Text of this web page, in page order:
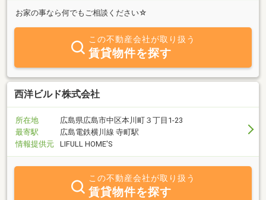
お家の事なら何でもご相談ください☆
この不動産会社が取り扱う
賃貸物件を探す
西洋ビルド株式会社
所在地
広島県広島市中区本川町３丁目1-23
最寄駅
広島電鉄横川線 寺町駅
情報提供元
LIFULL HOME'S
この不動産会社が取り扱う
賃貸物件を探す